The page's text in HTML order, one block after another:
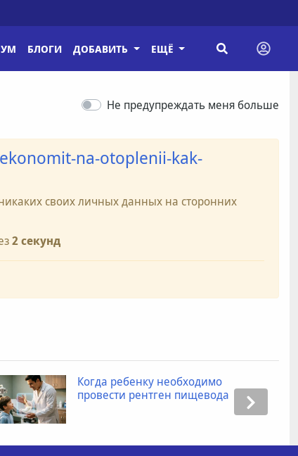
БЛОГИ ДОБАВИТЬ ЕЩЁ
Не предупреждать меня больше
na-otoplenii-kak-
своих личных данных на сторонних
2секунд
Когда ребенку необходимо
провести рентген пищевода